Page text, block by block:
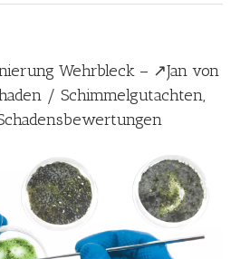
Wehrbleck – ↗️Jan von
/ Schimmelgutachten,